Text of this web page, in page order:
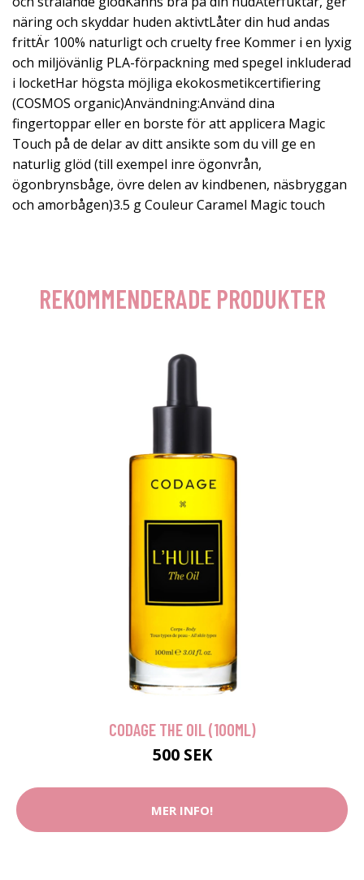
näring och skyddar huden aktivtLåter din hud andas
frittÄr 100% naturligt och cruelty free Kommer i en lyxig
och miljövänlig PLA-förpackning med spegel inkluderad
i locketHar högsta möjliga ekokosmetikcertifiering
(COSMOS organic)Användning:Använd dina
fingertoppar eller en borste för att applicera Magic
Touch på de delar av ditt ansikte som du vill ge en
naturlig glöd (till exempel inre ögonvrån,
ögonbrynsbåge, övre delen av kindbenen, näsbryggan
och amorbågen)3.5 g Couleur Caramel Magic touch
REKOMMENDERADE PRODUKTER
CODAGE THE OIL (100ML)
500 SEK
MER INFO!